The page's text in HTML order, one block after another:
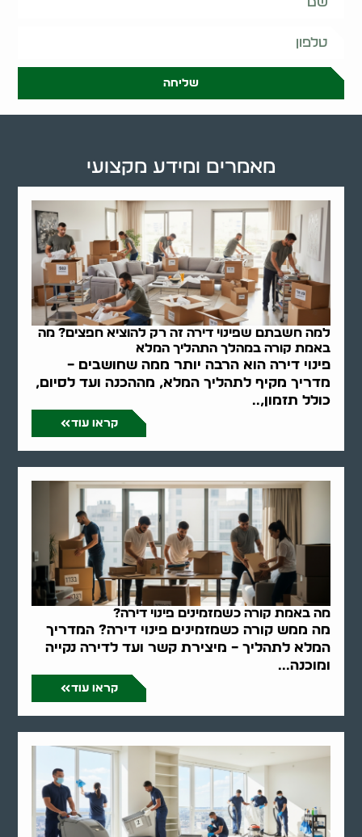
שליחה
למה חשבתם שפינוי דירה זה רק להוציא חפצים? מה
באמת קורה במהלך התהליך המלא
פינוי דירה הוא הרבה יותר ממה שחושבים –
מדריך מקיף לתהליך המלא, מההכנה ועד לסיום,
כולל תזמון,..
קראו עוד
מה באמת קורה כשמזמינים פינוי דירה?
מה ממש קורה כשמזמינים פינוי דירה? המדריך
המלא לתהליך – מיצירת קשר ועד לדירה נקייה
ומוכנה...
קראו עוד
מאמרים ומידע מקצועי